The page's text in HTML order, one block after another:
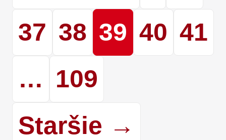
37 38 39 40 41
… 109
Staršie →